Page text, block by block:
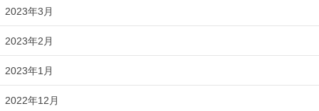
2023年3月
2023年2月
2023年1月
2022年12月